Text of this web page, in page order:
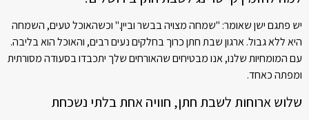
יש פתגם ישן שאומר: "שמחה מצויה בבשר וביין." וכשהאוכל טעים, השמחה
היא ללא גבול. ארגון שבת חתן כרוך בחלקים נעים רבים, והאוכל הוא בליבה.
עם המומחיות שלנו, אנו מבטיחים שהאורחים שלך יתכבדו בסעודה מסורתית
ומפתה כאחד.
שלוש ארוחות לשבת חתן, חוויה אחת בלתי נשכחת